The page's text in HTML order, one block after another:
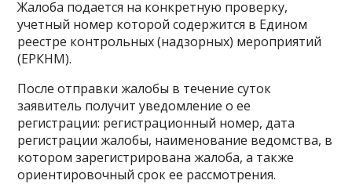
Жалоба подается на конкретную проверку,
учетный номер которой содержится в Едином
реестре контрольных (надзорных) мероприятий
(ЕРКНМ).
После отправки жалобы в течение суток
заявитель получит уведомление о ее
регистрации: регистрационный номер, дата
регистрации жалобы, наименование ведомства, в
котором зарегистрирована жалоба, а также
ориентировочный срок ее рассмотрения.